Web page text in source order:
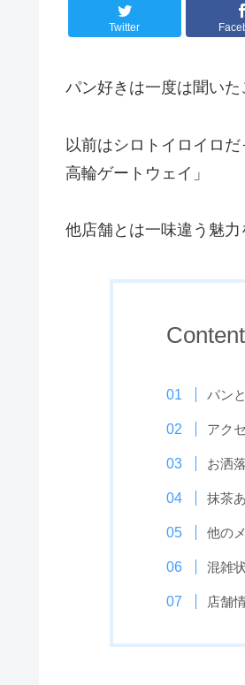
Twitter
パン好きは一度は聞いた
以前はシロトイロイロ
高輪ゲートウェイ」
他店舗とは一味違う魅力
パン
アク
お洒
抹茶
他の
混雑
店舗